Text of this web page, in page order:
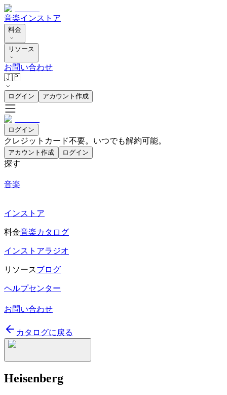
音楽インストア
料金
リソース
お問い合わせ
🇯🇵
ログイン アカウント作成
ログイン
クレジットカード不要。いつでも解約可能。
アカウント作成 ログイン
探す
音楽
インストア
料金音楽カタログ
インストアラジオ
リソースブログ
ヘルプセンター
お問い合わせ
カタログに戻る
Heisenberg